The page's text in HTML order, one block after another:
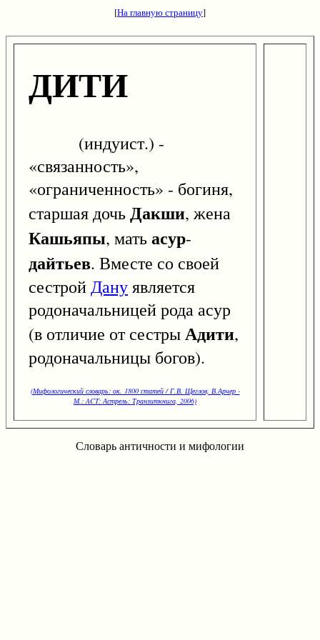
[На главную страницу]
ДИТИ
(индуист.) -
«связанность»,
«ограниченность» - богиня,
старшая дочьДакши, жена
Кашьяпы, матьасур-
дайтьев. Вместе со своей
сестройДануявляется
родоначальницей рода асур
(в отличие от сестрыАдити,
родоначальницы богов).
(Мифологический словарь: ок. 1800 статей / Г.В. Щеглов, В.Арчер -
М.: ACT: Астрель: Транзиткнига, 2006)
Словарь античности и мифологии